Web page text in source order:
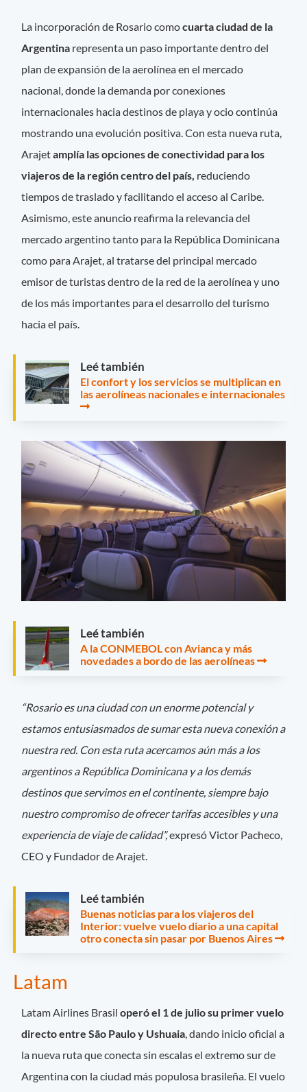
La incorporación de Rosario comocuarta ciudad de la
Argentina representa un paso importante dentro del
plan de expansión de la aerolínea en el mercado
nacional, donde la demanda por conexiones
internacionales hacia destinos de playa y ocio continúa
mostrando una evolución positiva. Con esta nueva ruta,
Arajetamplía las opciones de conectividad para los
viajeros de la región centro del país, reduciendo
tiempos de traslado y facilitando el acceso al Caribe.
Asimismo, este anuncio reafirma la relevancia del
mercado argentino tanto para la República Dominicana
como para Arajet, al tratarse del principal mercado
emisor de turistas dentro de la red de la aerolínea y uno
de los más importantes para el desarrollo del turismo
hacia el país.
Leé también
El confort y los servicios se multiplican en
las aerolíneas nacionales e internacionales
Leé también
A la CONMEBOL con Avianca y más
novedades a bordo de las aerolíneas
“Rosario es una ciudad con un enorme potencial y
estamos entusiasmados de sumar esta nueva conexión a
nuestra red. Con esta ruta acercamos aún más a los
argentinos a República Dominicana y a los demás
destinos que servimos en el continente, siempre bajo
nuestro compromiso de ofrecer tarifas accesibles y una
experiencia de viaje de calidad”,expresó Victor Pacheco,
CEO y Fundador de Arajet.
Leé también
Buenas noticias para los viajeros del
Interior: vuelve vuelo diario a una capital
otro conecta sin pasar por Buenos Aires
Latam
Latam Airlines Brasil operó el 1 de julio su primer vuelo
directo entre São Paulo y Ushuaia, dando inicio oficial a
la nueva ruta que conecta sin escalas el extremo sur de
Argentina con la ciudad más populosa brasileña. El vuelo